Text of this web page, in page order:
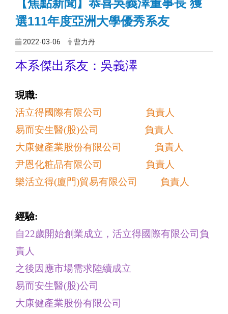
【焦點新聞】恭喜吳義澤董事長 獲
選111年度亞洲大學優秀系友
2022-03-06 曹力丹
本系傑出系友：吳義澤
現職:
活立得國際有限公司 負責人
易而安生醫(股)公司 負責人
大康健產業股份有限公司 負責人
尹恩化粧品有限公司 負責人
樂活立得(廈門)貿易有限公司 負責人
經驗:
自22歲開始創業成立，活立得國際有限公司負
責人
之後因應市場需求陸續成立
易而安生醫(股)公司
大康健產業股份有限公司